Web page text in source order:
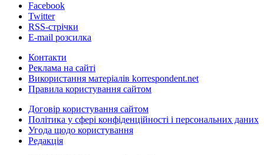
Facebook
Twitter
RSS-стрічки
E-mail розсилка
Контакти
Реклама на сайті
Використання матеріалів korrespondent.net
Правила користування сайтом
Договір користування сайтом
Політика у сфері конфіденційності і персональних даних
Угода щодо користування
Редакція